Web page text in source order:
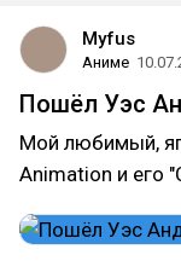
Myfus
Аниме
Пошёл Уэс
Мой любимый,
Animation и его